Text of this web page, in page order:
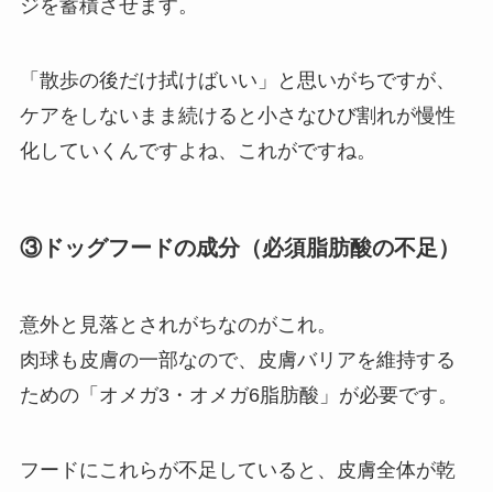
ジを蓄積させます。
「散歩の後だけ拭けばいい」と思いがちですが、
ケアをしないまま続けると小さなひび割れが慢性
化していくんですよね、これがですね。
③ドッグフードの成分（必須脂肪酸の不足）
意外と見落とされがちなのがこれ。
肉球も皮膚の一部なので、皮膚バリアを維持する
ための「オメガ3・オメガ6脂肪酸」が必要です。
フードにこれらが不足していると、皮膚全体が乾